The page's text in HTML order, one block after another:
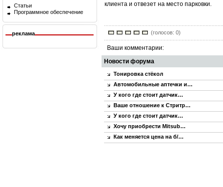
Статьи
Программное обеспечение
реклама
клиента и отвезет на место парковки.
(голосов: 0)
Ваши комментарии:
Новости форума
Тонировка стёкол
Автомобильные аптечки и…
У кого где стоит датчик…
Ваше отношение к Стритр…
У кого где стоит датчик…
Хочу приобрести Mitsub…
Как меняется цена на б/…